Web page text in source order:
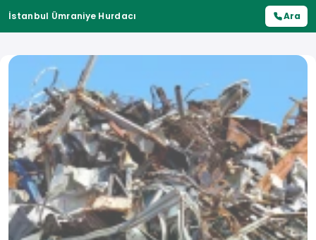
İstanbul Ümraniye Hurdacı Ara